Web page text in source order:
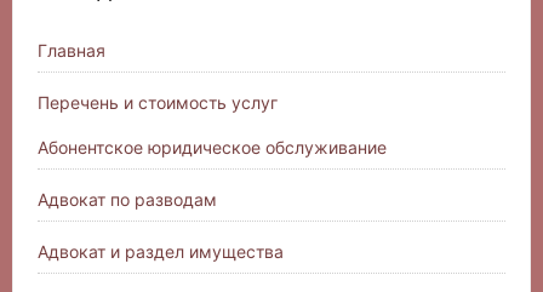
Главная
Перечень и стоимость услуг
Абонентское юридическое обслуживание
Адвокат по разводам
Адвокат и раздел имущества